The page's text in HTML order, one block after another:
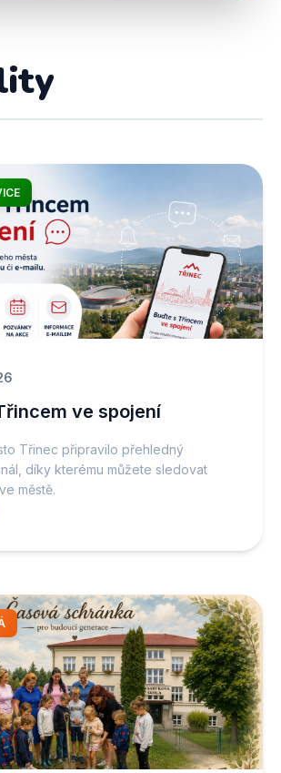
ve spojení
Třinec připravilo přehledný
díky kterému můžete sledovat
městě.